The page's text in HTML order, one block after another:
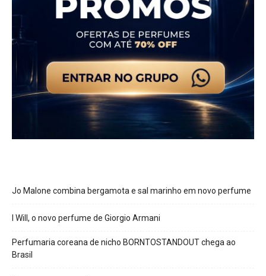
Jo Malone combina bergamota e sal marinho em novo perfume
I Will, o novo perfume de Giorgio Armani
Perfumaria coreana de nicho BORNTOSTANDOUT chega ao
Brasil